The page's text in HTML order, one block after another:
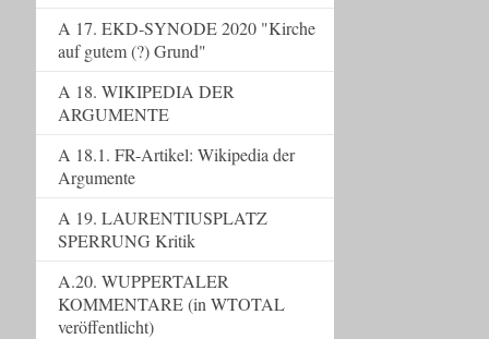
A 17. EKD-SYNODE 2020 "Kirche
auf gutem (?) Grund"
A 18. WIKIPEDIA DER
ARGUMENTE
A 18.1. FR-Artikel: Wikipedia der
Argumente
A 19. LAURENTIUSPLATZ
SPERRUNG Kritik
A.20. WUPPERTALER
KOMMENTARE (in WTOTAL
veröffentlicht)